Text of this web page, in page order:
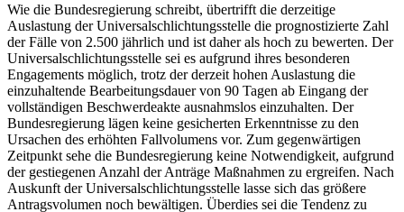
Wie die Bundesregierung schreibt, übertrifft die derzeitige
Auslastung der Universalschlichtungsstelle die prognostizierte Zahl
der Fälle von 2.500 jährlich und ist daher als hoch zu bewerten. Der
Universalschlichtungsstelle sei es aufgrund ihres besonderen
Engagements möglich, trotz der derzeit hohen Auslastung die
einzuhaltende Bearbeitungsdauer von 90 Tagen ab Eingang der
vollständigen Beschwerdeakte ausnahmslos einzuhalten. Der
Bundesregierung lägen keine gesicherten Erkenntnisse zu den
Ursachen des erhöhten Fallvolumens vor. Zum gegenwärtigen
Zeitpunkt sehe die Bundesregierung keine Notwendigkeit, aufgrund
der gestiegenen Anzahl der Anträge Maßnahmen zu ergreifen. Nach
Auskunft der Universalschlichtungsstelle lasse sich das größere
Antragsvolumen noch bewältigen. Überdies sei die Tendenz zu